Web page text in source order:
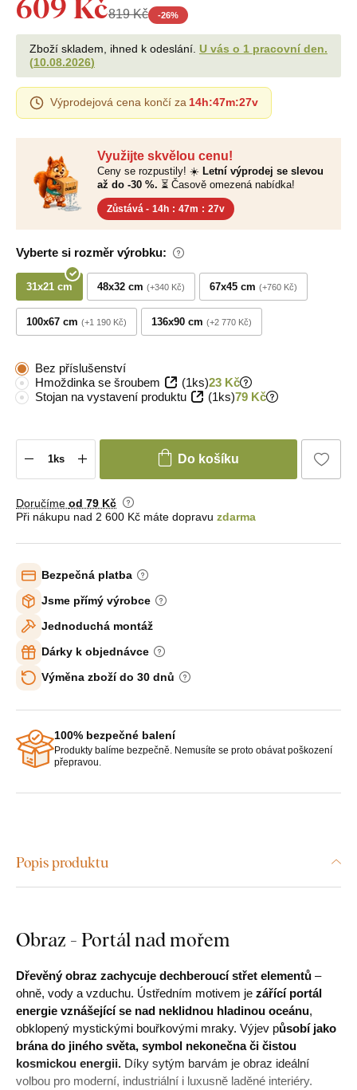
Využijte skvělou cenu!
Ceny se rozpustily! ☀️ Letní výprodej se slevou
až do -30 %. ⏳ Časově omezená nabídka!
Zůstává - 14h : 47m : 26v
Vyberte si rozměr výrobku:
31x21 cm 48x32 cm +340 Kč 67x45 cm +760 Kč
100x67 cm +1 190 Kč 136x90 cm +2 770 Kč
819 Kč -26%
Zboží skladem, ihned k odeslání. U vás o 1 pracovní den.
(10.08.2026)
Výprodejová cena končí za 14h:47m:26v
Bez příslušenství
Hmoždinka se šroubem
(1ks)23 Kč
Stojan na vystavení produktu
(1ks)79 Kč
Do košíku
Doručíme od 79 Kč
Při nákupu nad 2 600 Kč máte dopravu zdarma
Bezpečná platba
Jsme přímý výrobce
Jednoduchá montáž
Dárky k objednávce
Výměna zboží do 30 dnů
100% bezpečné balení
Produkty balíme bezpečně. Nemusíte se proto obávat poškození
přepravou.
Popis produktu
Obraz - Portál nad mořem
Dřevěný obraz zachycuje dechberoucí střet elementů –
ohně, vody a vzduchu. Ústředním motivem je zářící portál
energie vznášející se nad neklidnou hladinou oceánu,
obklopený mystickými bouřkovými mraky. Výjev působí jako
brána do jiného světa, symbol nekonečna či čistou
kosmickou energii. Díky sytým barvám je obraz ideální
volbou pro moderní, industriální i luxusně laděné interiéry.